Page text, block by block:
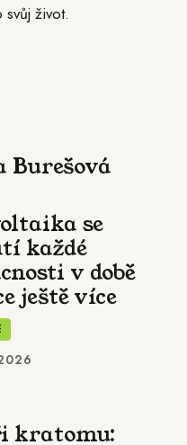
život.
Burešová
se
každé
v době
ještě více
kratomu: